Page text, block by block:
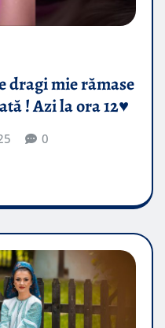
dragi mie rămase
! Azi la ora 12♥️
0